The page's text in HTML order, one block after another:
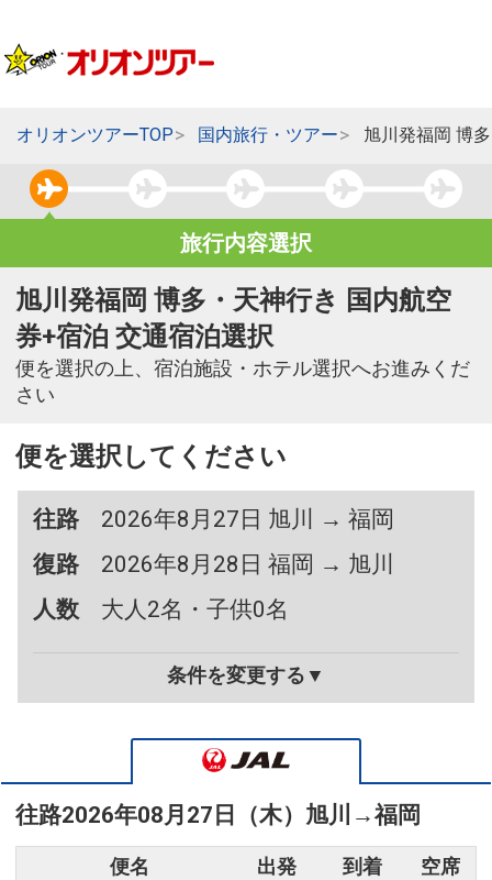
オリオンツアーTOP 国内旅行・ツアー 旭川発福岡 博
旅行内容選択
旭川発福岡 博多・天神行き 国内航空
券+宿泊 交通宿泊選択
便を選択の上、宿泊施設・ホテル選択へお進みくだ
さい
便を選択してください
往路
2026年8月27日 旭川 → 福岡
復路
2026年8月28日 福岡 → 旭川
人数
大人2名・子供0名
条件を変更する▼
往路2026年08月27日（木） 旭川 →福岡
便名 出発 到着 空席